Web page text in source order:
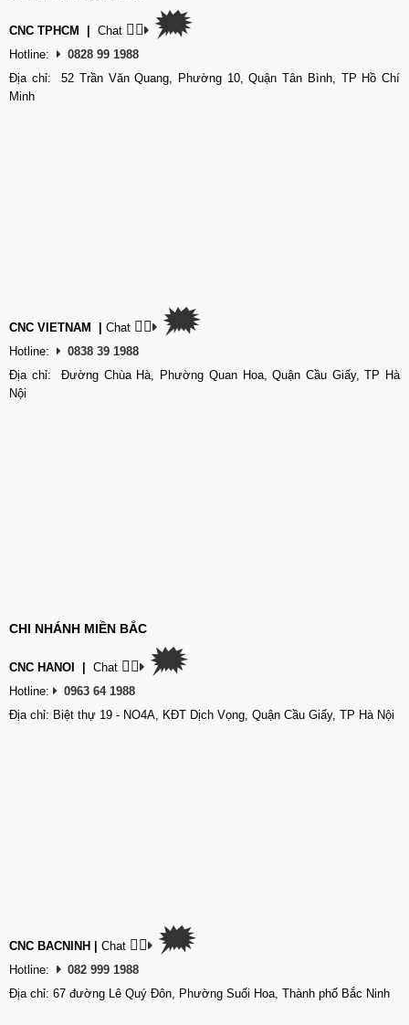
CNC TPHCM Chat 👉🏽 🗯
Hotline:
0828 99 1988
Địa chỉ: 52 Trần Văn Quang, Phường 10, Quận Tân Bình, TP Hồ Chí
Minh
CNC VIETNAM Chat 👉🏽 🗯
Hotline:
0838 39 1988
Địa chỉ: Đường Chùa Hà, Phường Quan Hoa, Quận Cầu Giấy, TP Hà
Nội
CHI NHÁNH MIỀN BẮC
CNC HANOI Chat 👉🏽 🗯
Hotline:
0963 64 1988
Địa chỉ: Biệt thự 19 - NO4A, KĐT Dịch Vọng, Quận Cầu Giấy, TP Hà Nội
CNC BACNINH Chat 👉🏽 🗯
Hotline:
082 999 1988
Địa chỉ: 67 đường Lê Quý Đôn, Phường Suối Hoa, Thành phố Bắc Ninh